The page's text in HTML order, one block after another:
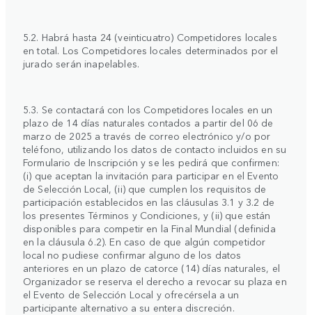
5.2. Habrá hasta 24 (veinticuatro) Competidores locales
en total. Los Competidores locales determinados por el
jurado serán inapelables.
5.3. Se contactará con los Competidores locales en un
plazo de 14 días naturales contados a partir del 06 de
marzo de 2025 a través de correo electrónico y/o por
teléfono, utilizando los datos de contacto incluidos en su
Formulario de Inscripción y se les pedirá que confirmen:
(i) que aceptan la invitación para participar en el Evento
de Selección Local, (ii) que cumplen los requisitos de
participación establecidos en las cláusulas 3.1 y 3.2 de
los presentes Términos y Condiciones, y (ii) que están
disponibles para competir en la Final Mundial (definida
en la cláusula 6.2). En caso de que algún competidor
local no pudiese confirmar alguno de los datos
anteriores en un plazo de catorce (14) días naturales, el
Organizador se reserva el derecho a revocar su plaza en
el Evento de Selección Local y ofrecérsela a un
participante alternativo a su entera discreción.